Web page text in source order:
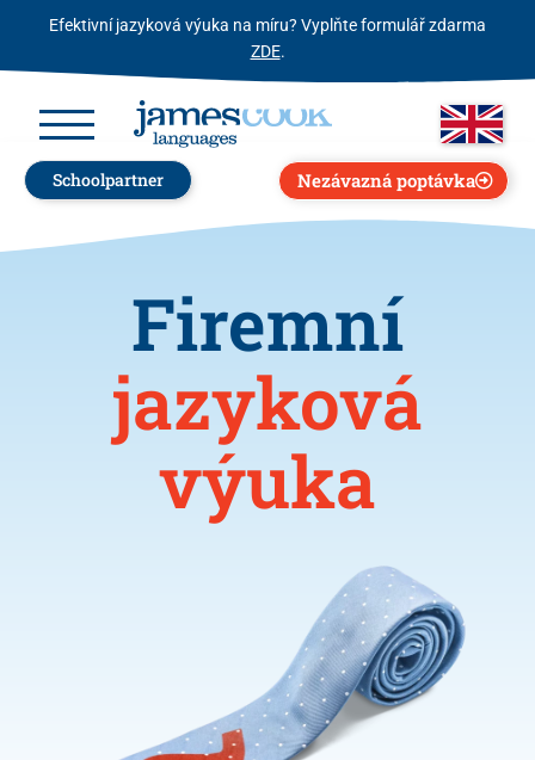
Efektivní jazyková výuka na míru? Vyplňte formulář zdarma
ZDE.
Schoolpartner Nezávazná poptávka
Firemní
jazyková
výuka